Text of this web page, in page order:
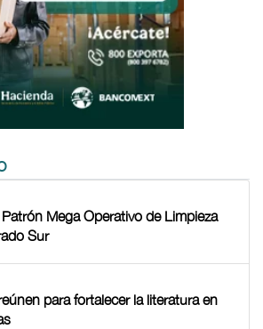
Mega Operativo de Limpieza
Sur
para fortalecer la literatura en